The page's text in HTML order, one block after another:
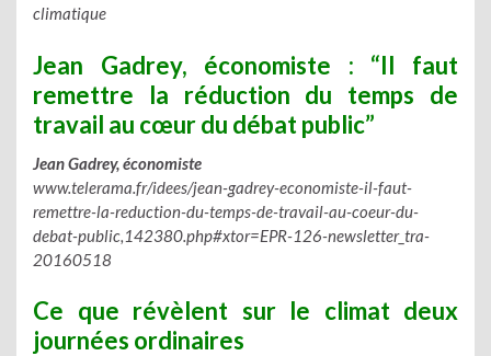
climatique
Jean Gadrey, économiste : “Il faut
remettre la réduction du temps de
travail au cœur du débat public”
Jean Gadrey, économiste
www.telerama.fr/idees/jean-gadrey-economiste-il-faut-
remettre-la-reduction-du-temps-de-travail-au-coeur-du-
debat-public,142380.php#xtor=EPR-126-newsletter_tra-
20160518
Ce que révèlent sur le climat deux
journées ordinaires